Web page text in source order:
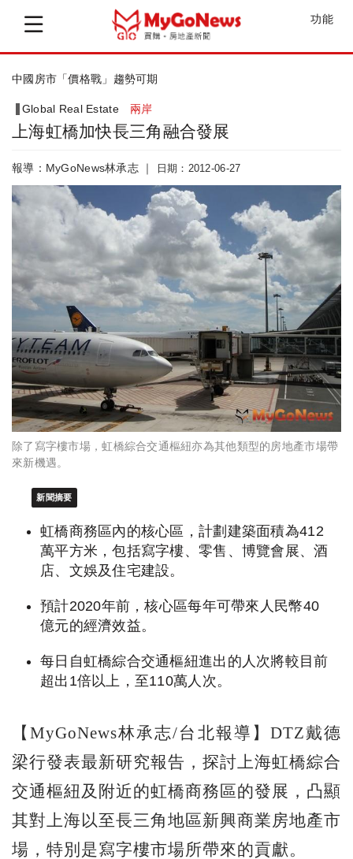
功能
中國房市「價格戰」趨勢可期
Global Real Estate 兩岸
上海虹橋加快長三角融合發展
報導：MyGoNews林承志 ｜ 日期：2012-06-27
除了寫字樓市場，虹橋綜合交通樞紐亦為其他類型的房地產市場帶
來新機遇。
新聞摘要
虹橋商務區內的核心區，計劃建築面積為412
萬平方米，包括寫字樓、零售、博覽會展、酒
店、文娛及住宅建設。
預計2020年前，核心區每年可帶來人民幣40
億元的經濟效益。
每日自虹橋綜合交通樞紐進出的人次將較目前
超出1倍以上，至110萬人次。
【MyGoNews林承志/台北報導】DTZ戴德
梁行發表最新研究報告，探討上海虹橋綜合
交通樞紐及附近的虹橋商務區的發展，凸顯
其對上海以至長三角地區新興商業房地產市
場，特別是寫字樓市場所帶來的貢獻。